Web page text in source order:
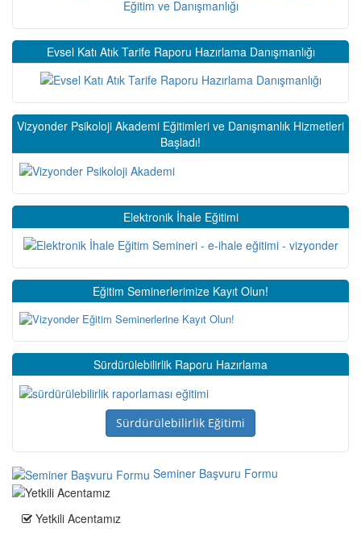
Evsel Katı Atık Tarife Raporu Hazırlama Danışmanlığı
Vizyonder Psikoloji Akademi Eğitimleri ve Danışmanlık Hizmetleri
Başladı!
Elektronik İhale Eğitimi
Eğitim Seminerlerimize Kayıt Olun!
Sürdürülebilirlik Raporu Hazırlama
Sürdürülebilirlik Eğitimi
Seminer Başvuru Formu
Yetkili Acentamız